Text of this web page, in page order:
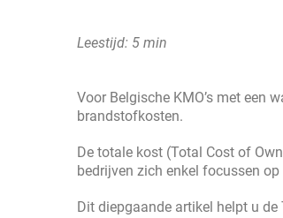
Leestijd: 5 min
Voor Belgische KMO’s met een
brandstofkosten.
De totale kost (Total Cost of
bedrijven zich enkel focussen
Dit diepgaande artikel helpt u de